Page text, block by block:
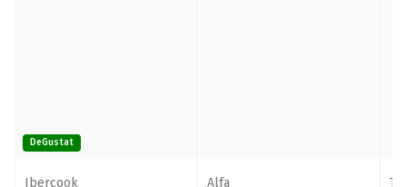
DeGustat
Ibercook
Alfa